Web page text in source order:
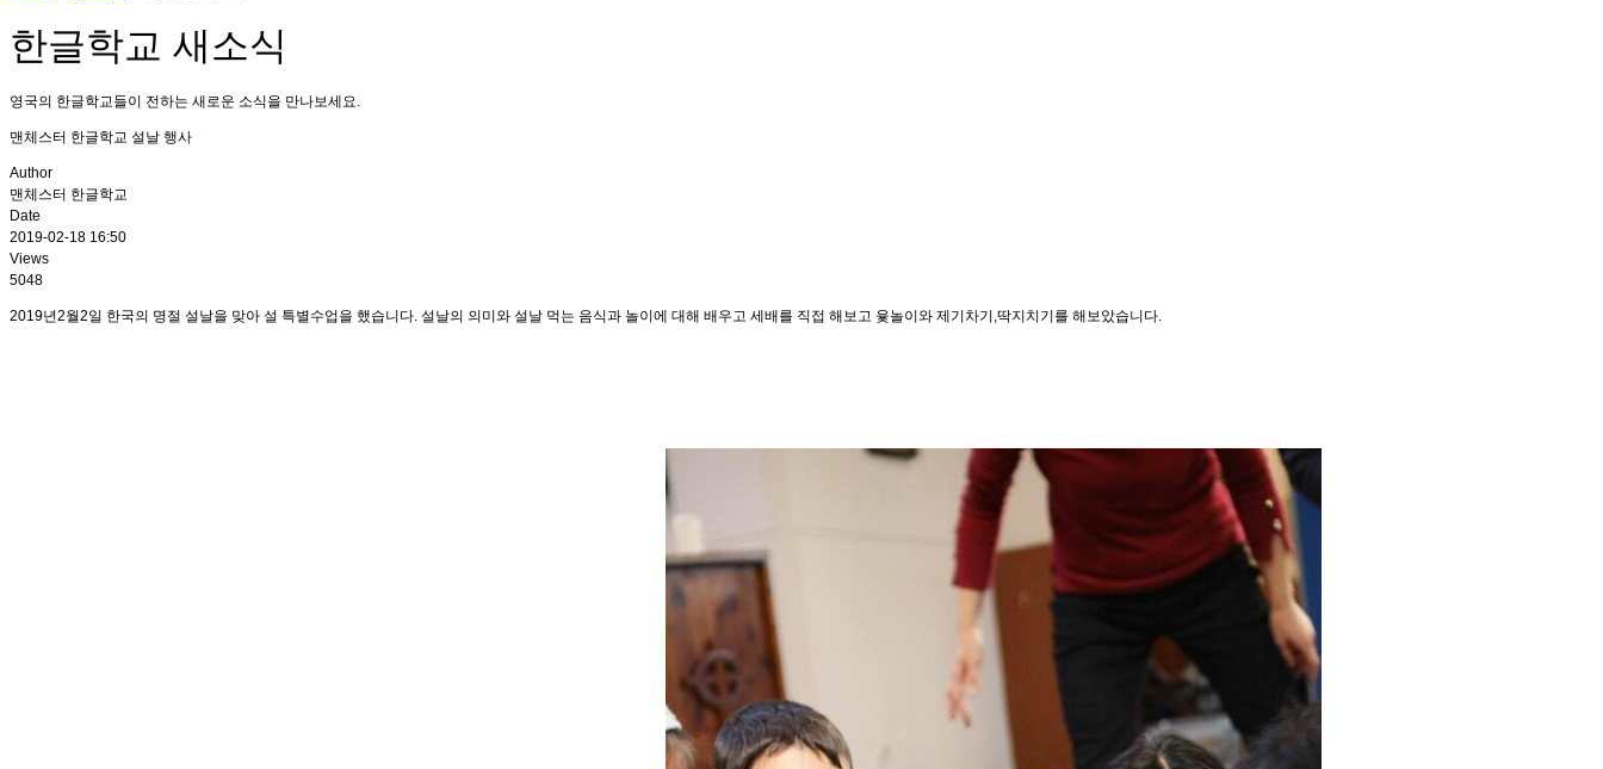
한글학교 새소식
영국의 한글학교들이 전하는 새로운 소식을 만나보세요.
맨체스터 한글학교 설날 행사
Author
맨체스터 한글학교
Date
2019-02-18 16:50
Views
5048
2019년2월2일 한국의 명절 설날을 맞아 설 특별수업을 했습니다. 설날의 의미와 설날 먹는 음식과 놀이에 대해 배우고 세배를 직접 해보고 윷놀이와 제기차기,딱지치기를 해보았습니다.